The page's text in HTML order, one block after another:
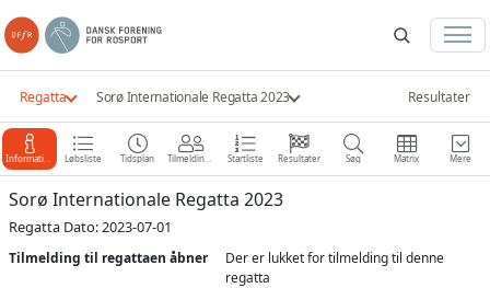
Regatta Sorø Internationale Regatta 2023 Resultater
Information Løbsliste Tidsplan Tilmeldinger Startliste Resultater Søg Matrix Mere
Sorø Internationale Regatta 2023
Regatta Dato: 2023-07-01
Tilmelding til regattaen åbner
Der er lukket for tilmelding til denne
regatta